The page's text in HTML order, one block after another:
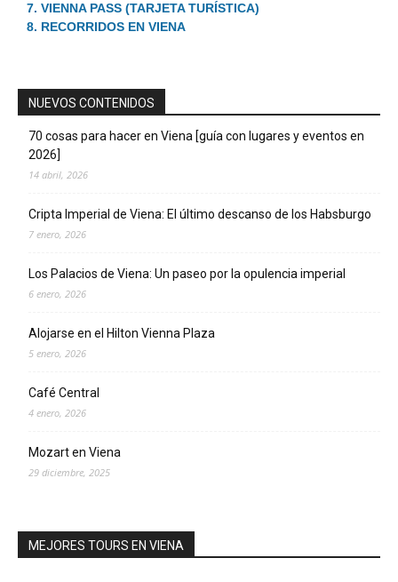
7. VIENNA PASS (TARJETA TURÍSTICA)
8. RECORRIDOS EN VIENA
NUEVOS CONTENIDOS
70 cosas para hacer en Viena [guía con lugares y eventos en
2026]
14 abril, 2026
Cripta Imperial de Viena: El último descanso de los Habsburgo
7 enero, 2026
Los Palacios de Viena: Un paseo por la opulencia imperial
6 enero, 2026
Alojarse en el Hilton Vienna Plaza
5 enero, 2026
Café Central
4 enero, 2026
Mozart en Viena
29 diciembre, 2025
MEJORES TOURS EN VIENA